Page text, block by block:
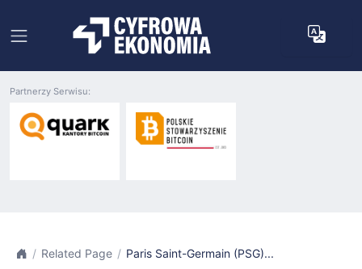
Partnerzy Serwisu:
Related Page Paris Saint-Germain (PSG)...